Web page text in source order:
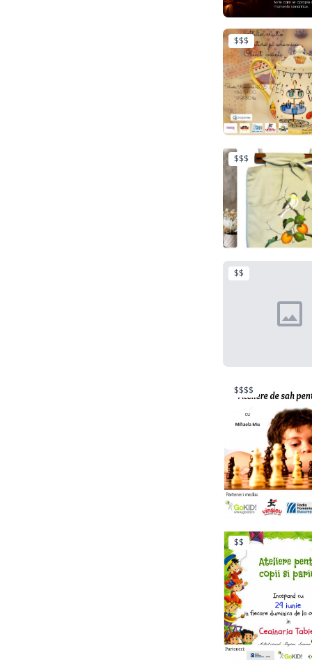
$$$
$$$
$$
$$$$
$$